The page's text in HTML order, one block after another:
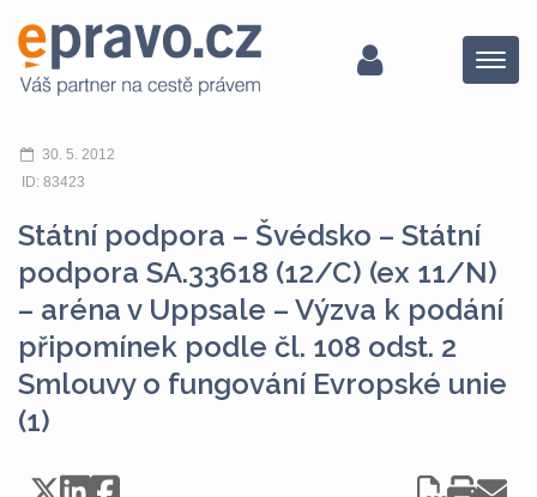
Menu
30. 5. 2012
ID: 83423
Státní podpora – Švédsko – Státní
podpora SA.33618 (12/C) (ex 11/N)
– aréna v Uppsale – Výzva k podání
připomínek podle čl. 108 odst. 2
Smlouvy o fungování Evropské unie
(1)